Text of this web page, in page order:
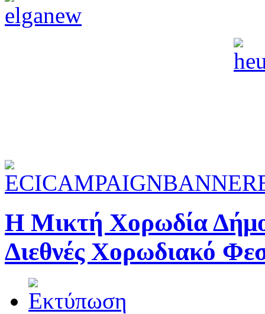
Η Μικτή Χορωδία
Διεθνές Χορωδιακό